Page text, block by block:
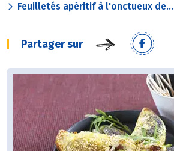
Feuilletés apéritif à l'onctueux de...
Partager sur